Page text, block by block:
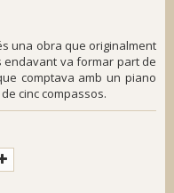
una obra que originalment
endavant va formar part de
comptava amb un piano
cinc compassos.